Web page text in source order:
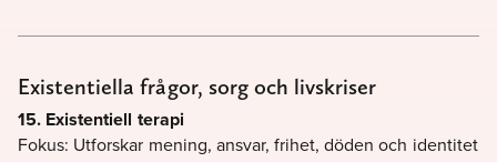
Existentiella frågor, sorg och livskriser
15. Existentiell terapi
Fokus: Utforskar mening, ansvar, frihet, döden och identitet